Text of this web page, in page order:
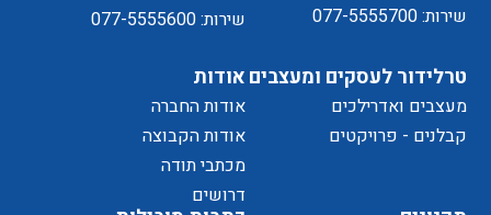
מדיניות
שירות: 077-5555700
שירות: 077-5555600
אודות
אודות החברה
אודות הקבוצה
מכתבי תודה
דרושים
טרלידור לעסקים ומעצבים
מעצבים ואדרילכים
קבלנים - פרויקטים